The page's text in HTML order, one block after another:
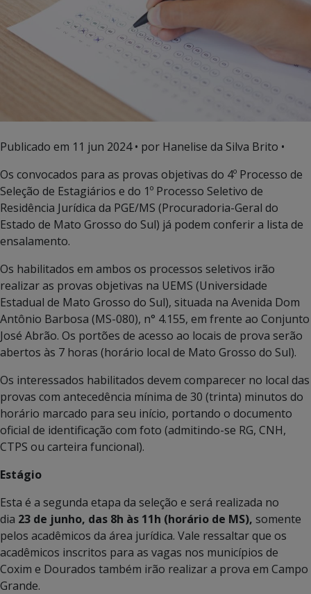
Publicado em 11 jun 2024• por Hanelise da Silva Brito •
Os convocados para as provas objetivas do 4º Processo de
Seleção de Estagiários e do 1º Processo Seletivo de
Residência Jurídica da PGE/MS (Procuradoria-Geral do
Estado de Mato Grosso do Sul) já podem conferir a lista de
ensalamento.
Os habilitados em ambos os processos seletivos irão
realizar as provas objetivas na UEMS (Universidade
Estadual de Mato Grosso do Sul), situada na Avenida Dom
Antônio Barbosa (MS-080), n° 4.155, em frente ao Conjunto
José Abrão. Os portões de acesso ao locais de prova serão
abertos às 7 horas (horário local de Mato Grosso do Sul).
Os interessados habilitados devem comparecer no local das
provas com antecedência mínima de 30 (trinta) minutos do
horário marcado para seu início, portando o documento
oficial de identificação com foto (admitindo-se RG, CNH,
CTPS ou carteira funcional).
Estágio
Esta é a segunda etapa da seleção e será realizada no
dia 23 de junho, das 8h às 11h (horário de MS), somente
pelos acadêmicos da área jurídica. Vale ressaltar que os
acadêmicos inscritos para as vagas nos municípios de
Coxim e Dourados também irão realizar a prova em Campo
Grande.